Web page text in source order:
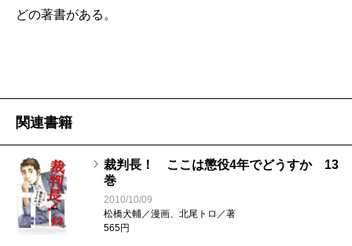
どの著書がある。
関連書籍
裁判長！ ここは懲役4年でどうすか 13
巻
2010/10/09
松橋犬輔／漫画、北尾トロ／著
565円